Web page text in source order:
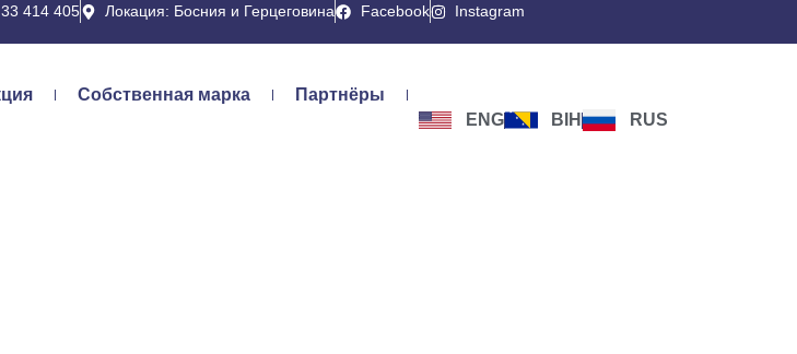
414 405 Локация: Босния и Герцеговина Facebook Instagram
Собственная марка Партнёры
ENG BIH RUS